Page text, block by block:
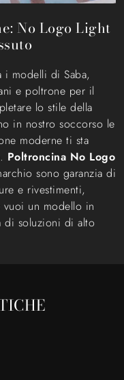
No Logo Light
modelli di Saba,
e poltrone per il
lo stile della
in nostro soccorso le
moderne ti sta
Poltroncina No Logo
sono garanzia di
e rivestimenti,
un modello in
di soluzioni di alto